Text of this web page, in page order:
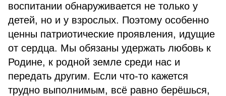
воспитании обнаруживается не только у
детей, но и у взрослых. Поэтому особенно
ценны патриотические проявления, идущие
от сердца. Мы обязаны удержать любовь к
Родине, к родной земле среди нас и
передать другим. Если что-то кажется
трудно выполнимым, всё равно берёшься,